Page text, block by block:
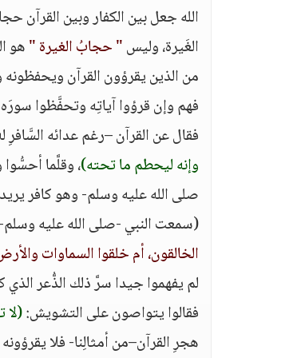
الله جعل بين الكفار وبين
الغَيرة، وليس" حجابُ الغيرة "هو
من الذين يقرؤون القرآن
فهم وإن قرؤوا آياتِه وتحفَّظوا
فقال عن القرآن –رغم عدائه السَّافرِ
وإنه ليحطم ما تحته)، وقلَّما
صلى الله عليه وسلم- وهو كافر
(سمعت النبي -صلى الله عليه وسلم-
الخالقون، أم خلقوا السماوات
لم يفهموا جيدا سرَّ ذلك الذُّعر
فقالوا يتواصون على التشويش:(لا
هجرِ القرآن–من أمثالِنا- فلا